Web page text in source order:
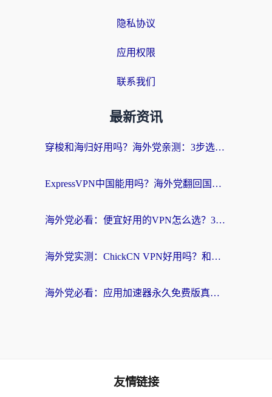
隐私协议
应用权限
联系我们
最新资讯
穿梭和海归好用吗？海外党亲测：3步选对回国加速器，无缝刷国内剧玩手游
ExpressVPN中国能用吗？海外党翻回国内的加速器选择指南（附番茄加速器实测）
海外党必看：便宜好用的VPN怎么选？3步解决回国访问难题+Steam改区技巧
海外党实测：ChickCN VPN好用吗？和OurPlay VPN对比哪个回国效果更好？附避坑指南
海外党必看：应用加速器永久免费版真的靠谱吗？教你选对回国加速器无缝刷国内资源
友情链接